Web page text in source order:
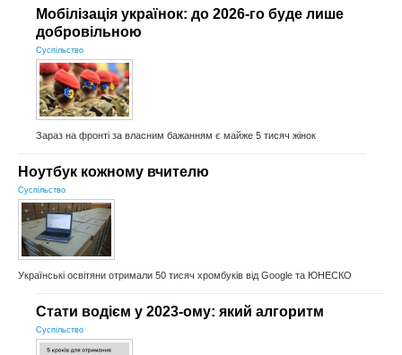
Мобілізація українок: до 2026-го буде лише
добровільною
Суспільство
Зараз на фронті за власним бажанням є майже 5 тисяч жінок
Ноутбук кожному вчителю
Суспільство
Українські освітяни отримали 50 тисяч хромбуків від Google та ЮНЕСКО
Стати водієм у 2023-ому: який алгоритм
Суспільство